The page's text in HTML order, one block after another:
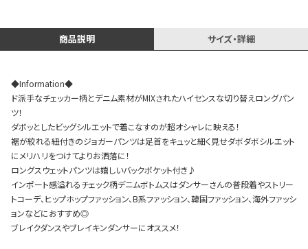
スタッフコーディネート
商品説明 サイズ・詳細
◆Information◆
ド派手なチェッカー柄とデニム素材がMIXされたハイセンスな切り替えロングパン
ツ！
ダボッとしたビッグシルエットで着こなすのが超オシャレに映える！
裾が絞れる紐付きのジョガーパンツは足首をキュッと細く見せダボダボシルエット
にメリハリをつけてよりお洒落に！
ロングスウェットパンツは嬉しいバックポケット付き♪
インポート感溢れるチェック柄デニムボトムスはダンサーさんの普段着やストリー
トコーデ、ヒップホップファッション、B系ファッション、韓国ファッション、海外ファッシ
ョンなどにおすすめ◎
ブレイクダンスやブレイキンダンサーにオススメ！